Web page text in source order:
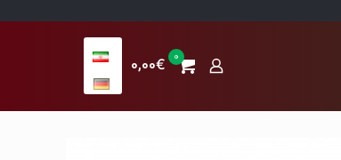
0
0,00€